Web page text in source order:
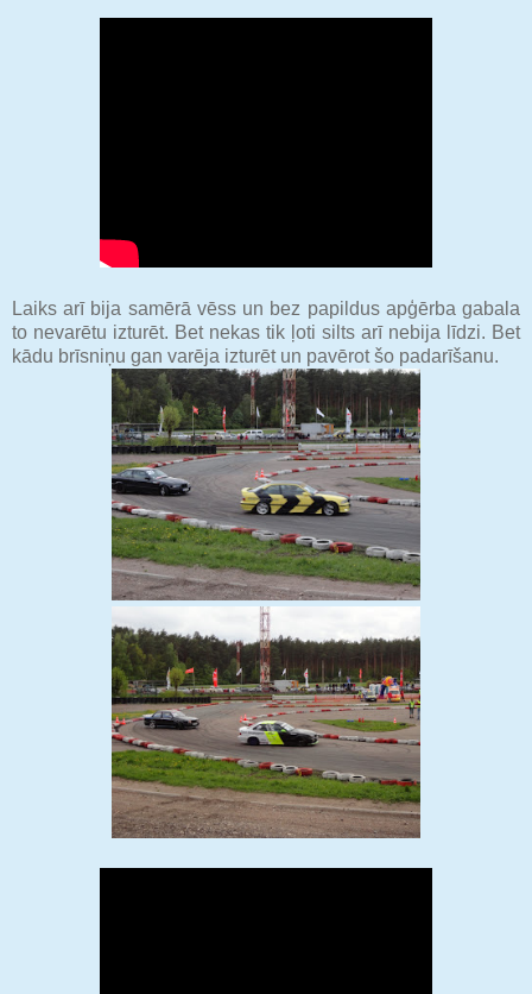
Laiks arī bija samērā vēss un bez papildus apģērba gabala
to nevarētu izturēt. Bet nekas tik ļoti silts arī nebija līdzi. Bet
kādu brīsniņu gan varēja izturēt un pavērot šo padarīšanu.